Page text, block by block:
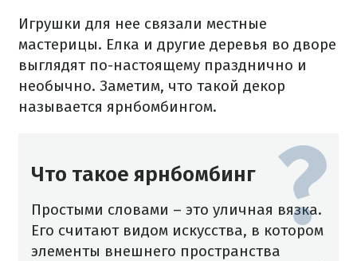
Игрушки для нее связали местные
мастерицы. Елка и другие деревья во дворе
выглядят по-настоящему празднично и
необычно. Заметим, что такой декор
называется ярнбомбингом.
Что такое ярнбомбинг
Простыми словами – это уличная вязка.
Его считают видом искусства, в котором
элементы внешнего пространства